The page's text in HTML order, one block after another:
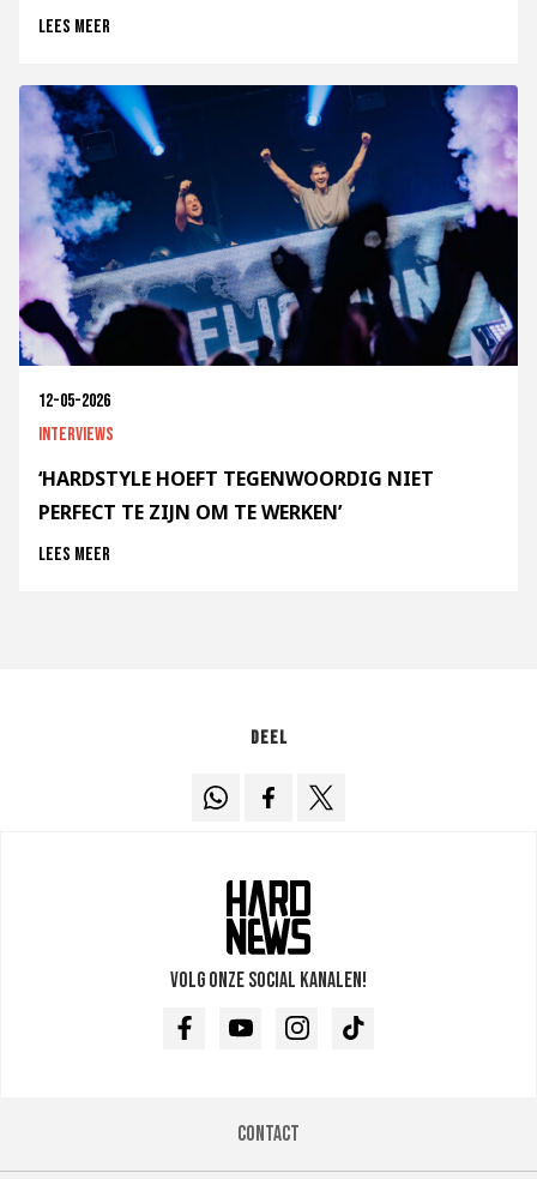
Lees meer
12-05-2026
Interviews
‘HARDSTYLE HOEFT TEGENWOORDIG NIET
PERFECT TE ZIJN OM TE WERKEN’
Lees meer
Deel
Volg onze social kanalen!
FacebookYoutubeInstagramTikTok
Contact